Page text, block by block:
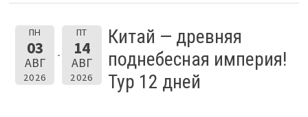
ПН
03
АВГ
2026
ПТ
14
АВГ
2026
Китай — древняя
поднебесная империя!
Тур 12 дней